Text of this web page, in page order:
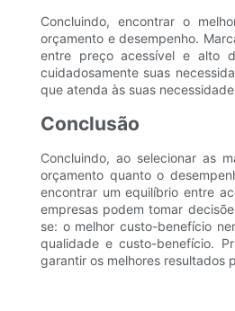
Concluindo, encontrar o
orçamento e desempenho.
entre preço acessível e alto
cuidadosamente suas
que atenda às suas
Conclusão
Concluindo, ao selecionar as
orçamento quanto o
encontrar um equilíbrio entre
empresas podem tomar
se: o melhor custo-benefício
qualidade e custo-benefício.
garantir os melhores resultados